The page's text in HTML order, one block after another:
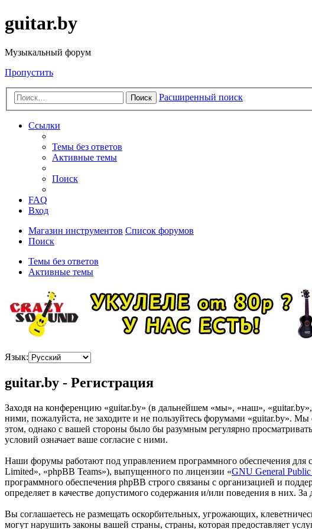
guitar.by
Музыкальный форум
Пропустить
Поиск Расширенный поиск
Ссылки
Темы без ответов
Активные темы
Поиск
FAQ
Вход
Магазин инструментов Список форумов
Поиск
Темы без ответов
Активные темы
Язык:
guitar.by - Регистрация
Заходя на конференцию «guitar.by» (в дальнейшем «мы», «наш»,
ними, пожалуйста, не заходите и не пользуйтесь форумами «guitar.by».
этом, однако с вашей стороны было бы разумным регулярно
условий означает ваше согласие с ними.
Наши форумы работают под управлением программного обеспечения
Limited», «phpBB Teams»), выпущенного по лицензии «GNU General
программного обеспечения phpBB строго связаны с организацией и
определяет в качестве допустимого содержания и/или поведения в них.
Вы соглашаетесь не размещать оскорбительных, угрожающих,
могут нарушить законы вашей страны, страны, которая предоставляет